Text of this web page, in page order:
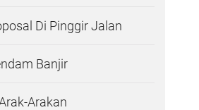
Di Pinggir Jalan
Banjir
Arakan